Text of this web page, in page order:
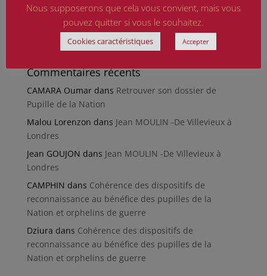
MORTS
Le rapport d’activité 2025 de la DMCA.
Quand la paix chemine
Commentaires récents
CAMARA Oumardans Retrouver son dossier de
Pupille de la Nation
Malou Lorenzon dans Jean MOULIN -De Villevieux à
Londres
Jean GOUJON dans Jean MOULIN -De Villevieux à
Londres
CAMPHIN dans Cohérence des dispositifs de
reconnaissance au bénéfice des pupilles de la
Nation et orphelins de guerre
Dziura dans Cohérence des dispositifs de
reconnaissance au bénéfice des pupilles de la
Nation et orphelins de guerre
Nous supposerons que cela vous convient, mais vous
pouvez quitter si vous le souhaitez.
Cookies caractéristiques Accepter